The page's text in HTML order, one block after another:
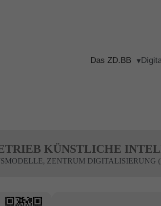
Das ZD.BB
KÜNSTLICHE
ZENTRUM DIGITALISIERUNG